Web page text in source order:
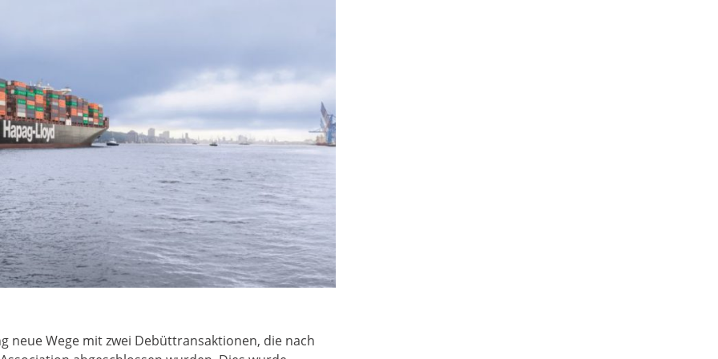
neue Wege mit zwei Debüttransaktionen, die nach